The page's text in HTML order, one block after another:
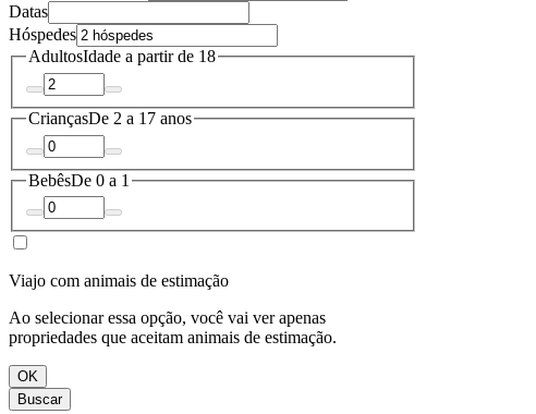
Datas
Hóspedes
AdultosIdade a partir de 18
CriançasDe 2 a 17 anos
BebêsDe 0 a 1
Viajo com animais de estimação
Ao selecionar essa opção, você vai ver apenas
propriedades que aceitam animais de estimação.
OK
Buscar